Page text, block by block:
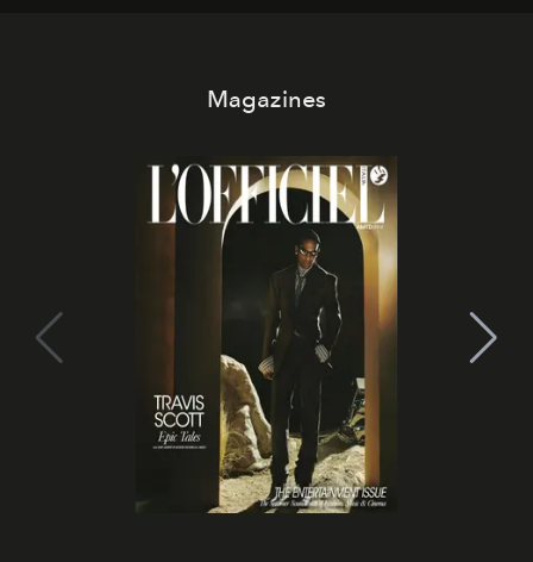
Magazines